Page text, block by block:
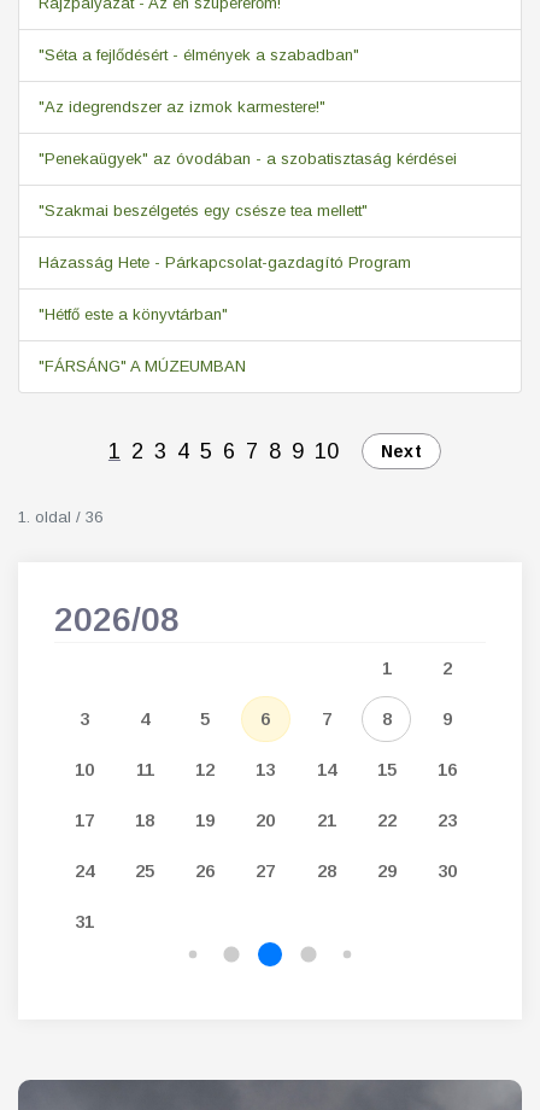
"Séta a fejlődésért - élmények a szabadban"
"Az idegrendszer az izmok karmestere!"
"Penekaügyek" az óvodában - a szobatisztaság kérdései
"Szakmai beszélgetés egy csésze tea mellett"
Házasság Hete - Párkapcsolat-gazdagító Program
"Hétfő este a könyvtárban"
"FÁRSÁNG" A MÚZEUMBAN
1 2 3 4 5 6 7 8 9 10 Next
1. oldal / 36
2026/08
1 2
3 4 5 6 7 8 9
10 11 12 13 14 15 16
17 18 19 20 21 22 23
24 25 26 27 28 29 30
31